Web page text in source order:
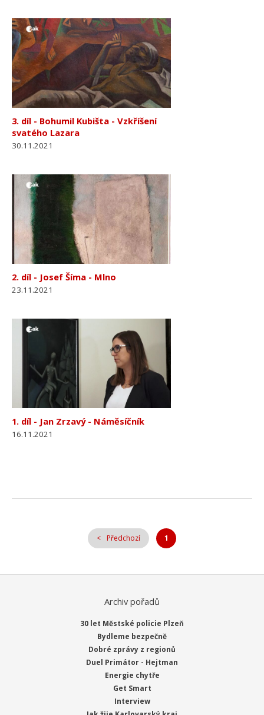
3. díl - Bohumil Kubišta - Vzkříšení
svatého Lazara
30.11.2021
2. díl - Josef Šíma - Mlno
23.11.2021
1. díl - Jan Zrzavý - Náměsíčník
16.11.2021
Předchozí 1
Archiv pořadů
30 let Městské policie Plzeň
Bydleme bezpečně
Dobré zprávy z regionů
Duel Primátor - Hejtman
Energie chytře
Get Smart
Interview